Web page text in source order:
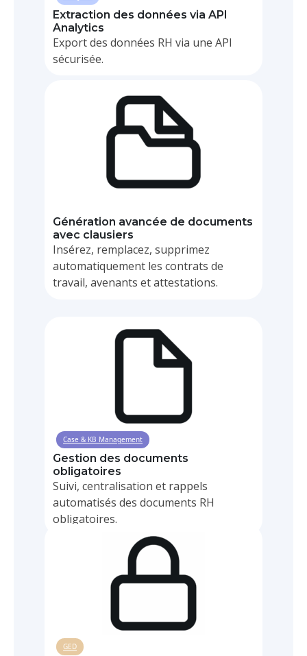
Extraction des données via API
Analytics
Export des données RH via une API
sécurisée.
Génération avancée de documents
avec clausiers
Insérez, remplacez, supprimez
automatiquement les contrats de
travail, avenants et attestations.
Case & KB Management
Gestion des documents
obligatoires
Suivi, centralisation et rappels
automatisés des documents RH
obligatoires.
GED